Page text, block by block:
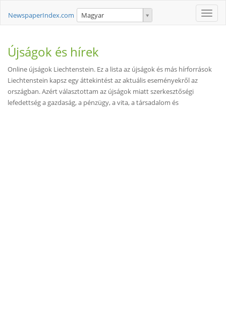
Toggle
NewspaperIndex.com Magyar
Újságok és hírek
Online újságok Liechtenstein. Ez a lista az újságok és más hírforrások
Liechtenstein kapsz egy áttekintést az aktuális eseményekről az
országban. Azért választottam az újságok miatt szerkesztőségi
lefedettség a gazdaság, a pénzügy, a vita, a társadalom és